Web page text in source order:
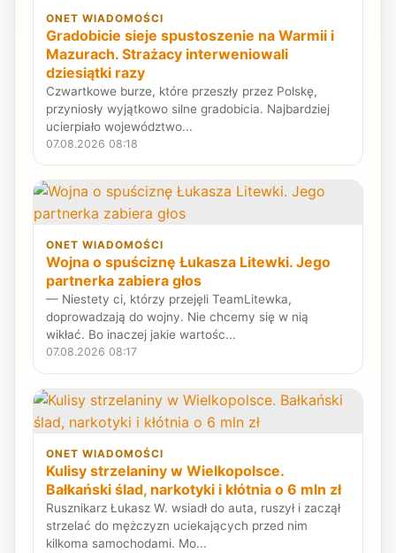
ONET WIADOMOŚCI
Gradobicie sieje spustoszenie na Warmii i
Mazurach. Strażacy interweniowali
dziesiątki razy
Czwartkowe burze, które przeszły przez Polskę,
przyniosły wyjątkowo silne gradobicia. Najbardziej
ucierpiało województwo...
07.08.2026 08:18
ONET WIADOMOŚCI
Wojna o spuściznę Łukasza Litewki. Jego
partnerka zabiera głos
— Niestety ci, którzy przejęli TeamLitewka,
doprowadzają do wojny. Nie chcemy się w nią
wikłać. Bo inaczej jakie wartośc...
07.08.2026 08:17
ONET WIADOMOŚCI
Kulisy strzelaniny w Wielkopolsce.
Bałkański ślad, narkotyki i kłótnia o 6 mln zł
Rusznikarz Łukasz W. wsiadł do auta, ruszył i zaczął
strzelać do mężczyzn uciekających przed nim
kilkoma samochodami. Mo...